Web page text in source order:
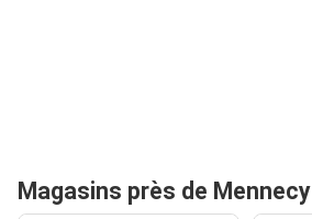
Magasins près de Mennecy